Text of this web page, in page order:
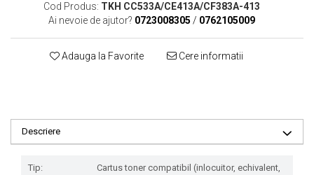
Cod Produs: TKH CC533A/CE413A/CF383A-413
Ai nevoie de ajutor? 0723008305 / 0762105009
Adauga la Favorite Cere informatii
Descriere
Tip:
Cartus toner compatibil (inlocuitor, echivalent,